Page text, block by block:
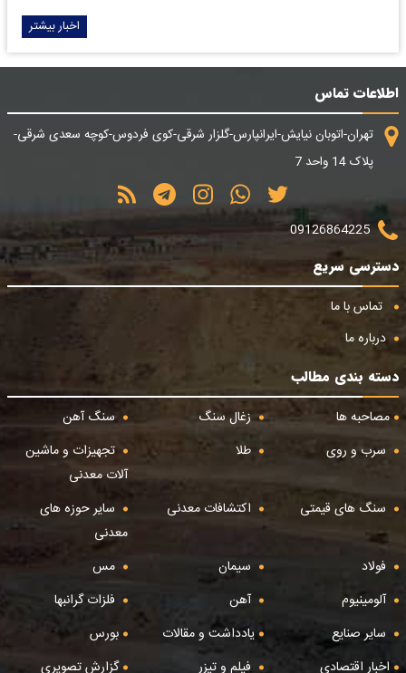
اخبار بیشتر
اطلاعات تماس
تهران-اتوبان نیایش-ایرانپارس-گلزار شرقی-کوی فردوس-کوچه سعدی شرقی-
پلاک 14 واحد 7
09126864225
دسترسی سریع
تماس با ما
درباره ما
دسته بندی مطالب
مصاحبه ها
زغال سنگ
سنگ آهن
سرب و روی
طلا
تجهیزات و ماشین
آلات معدنی
سنگ های قیمتی
اکتشافات معدنی
سایر حوزه های
معدنی
فولاد
سیمان
مس
آلومینیوم
آهن
فلزات گرانبها
سایر صنایع
یادداشت و مقالات
بورس
اخبار اقتصادی
فیلم و تیزر گزارش تصویری